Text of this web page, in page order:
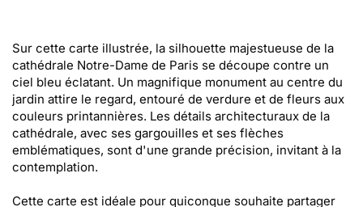
Sur cette carte illustrée, la silhouette majestueuse de la
cathédrale Notre-Dame de Paris se découpe contre un
ciel bleu éclatant. Un magnifique monument au centre du
jardin attire le regard, entouré de verdure et de fleurs aux
couleurs printannières. Les détails architecturaux de la
cathédrale, avec ses gargouilles et ses flèches
emblématiques, sont d'une grande précision, invitant à la
contemplation.
Cette carte est idéale pour quiconque souhaite partager